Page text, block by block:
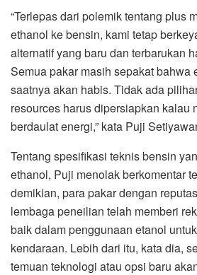
“Terlepas dari polemik tentang plus
ethanol ke bensin, kami tetap
alternatif yang baru dan terbarukan
Semua pakar masih sepakat bahwa
saatnya akan habis. Tidak ada
resources harus dipersiapkan kalau
berdaulat energi,” kata Puji
Tentang spesifikasi teknis bensin
ethanol, Puji menolak berkomentar
demikian, para pakar dengan
lembaga peneilian telah memberi
baik dalam penggunaan etanol
kendaraan. Lebih dari itu, kata dia,
temuan teknologi atau opsi baru